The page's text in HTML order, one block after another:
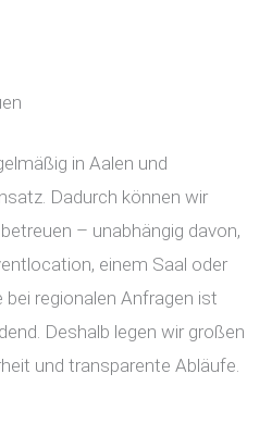
in Aalen und
Dadurch können wir
– unabhängig davon,
einem Saal oder
regionalen Anfragen ist
Deshalb legen wir großen
und transparente Abläufe.